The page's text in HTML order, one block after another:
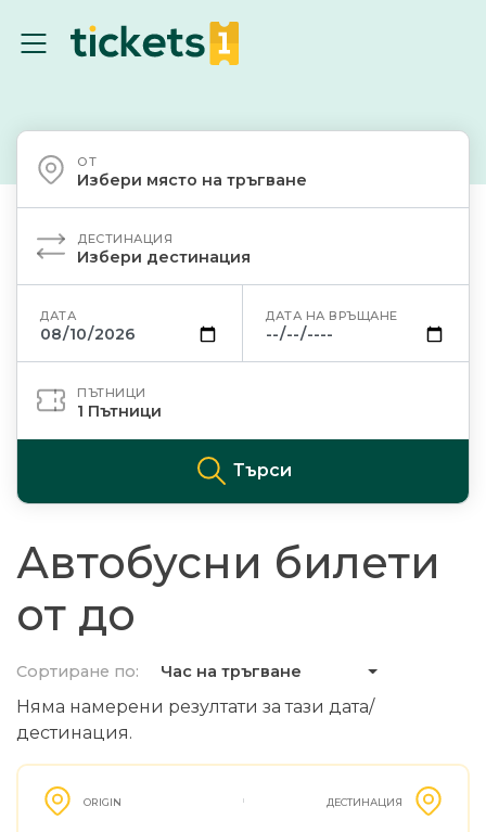
ОТ
Избери място на тръгване
ДЕСТИНАЦИЯ
Избери дестинация
ДАТА ДАТА НА ВРЪЩАНЕ
ПЪТНИЦИ
1 Пътници
Търси
Автобусни билети
от до
Сортиране по: Час на тръгване
Няма намерени резултати за тази дата/
дестинация.
ORIGIN ДЕСТИНАЦИЯ